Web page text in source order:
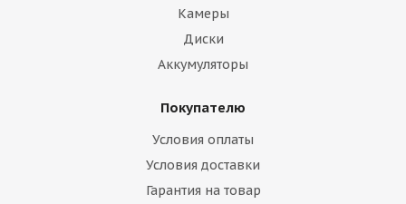
Камеры
Диски
Аккумуляторы
Покупателю
Условия оплаты
Условия доставки
Гарантия на товар